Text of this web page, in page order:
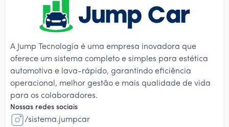
A Jump Tecnologia é uma empresa inovadora que
oferece um sistema completo e simples para estética
automotiva e lava-rápido, garantindo eficiência
operacional, melhor gestão e mais qualidade de vida
para os colaboradores.
Nossas redes sociais
/sistema.jumpcar